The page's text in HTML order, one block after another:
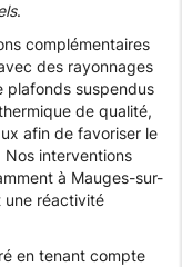
.
complémentaires
des rayonnages
plafonds suspendus
de qualité,
afin de favoriser le
interventions
à Mauges-sur-
réactivité
en tenant compte